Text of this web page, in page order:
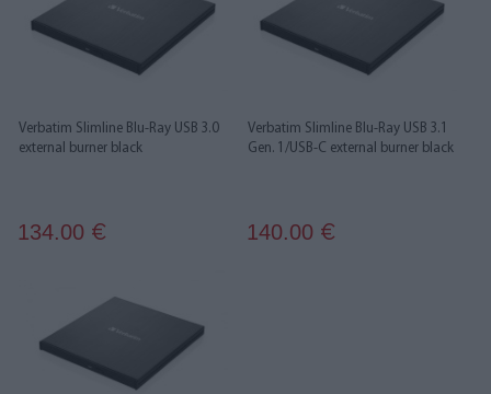
Verbatim Slimline Blu‑Ray USB 3.0
external burner black
134.00 €
Verbatim Slimline Blu‑Ray USB 3.1
Gen. 1/USB‑C external burner black
140.00 €